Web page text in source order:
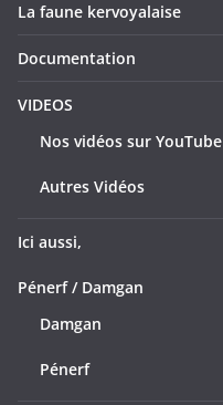
La faune kervoyalaise
Documentation
VIDEOS
Nos vidéos sur YouTube
Autres Vidéos
Ici aussi,
Pénerf / Damgan
Damgan
Pénerf